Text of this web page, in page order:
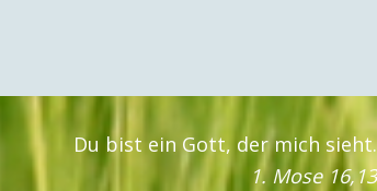
Du bist ein Gott, der mich sieht.
1. Mose 16,13